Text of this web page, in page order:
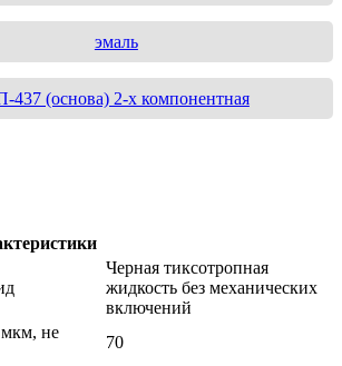
эмаль
437 (основа) 2-х компонентная
Черная тиксотропная
жидкость без механических
включений
мкм, не
70